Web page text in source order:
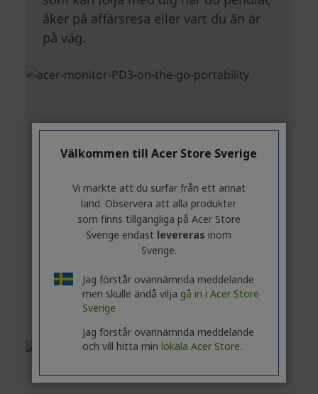
Välkommen till Acer Store Sverige
Vi märkte att du surfar från ett annat
land. Observera att alla produkter
som finns tillgängliga på Acer Store
Sverige endast levereras inom
Sverige.
Jag förstår ovannämnda meddelande
men skulle ändå vilja gå in i Acer Store
Sverige
Jag förstår ovannämnda meddelande
och vill hitta min lokala Acer Store.